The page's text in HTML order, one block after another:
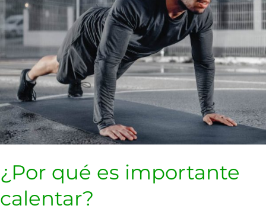
¿Por qué es importante
calentar?
importante
calentar?